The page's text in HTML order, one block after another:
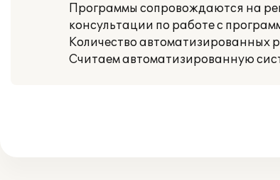
Программы сопровождаются на
консультации по работе с
Количество автоматизированных
Считаем автоматизированную